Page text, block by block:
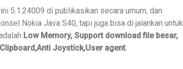
5.1.24009 di publikasikan secara umum, dan
Nokia Java S40, tapi juga bisa di jalankan untuk
Low Memory, Support download file besar,
Joystick,User agent